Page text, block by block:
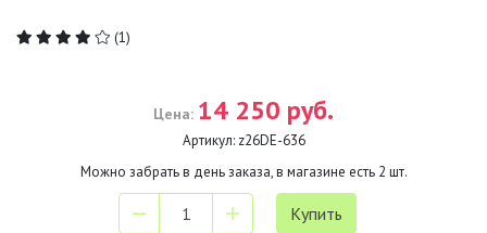
(1)
Цена: 14 250 руб.
Артикул: z26DE-636
Можно забрать в день заказа, в магазине есть 2 шт.